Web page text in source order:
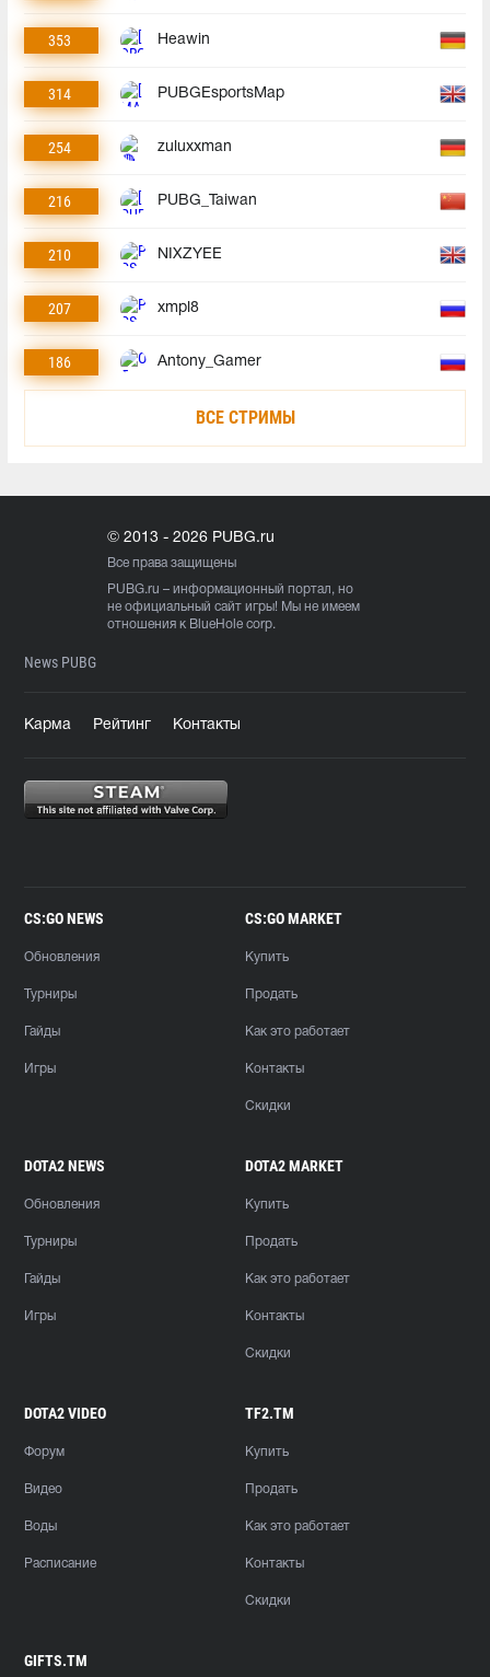
353 Heawin
314 PUBGEsportsMap
254 zuluxxman
216 PUBG_Taiwan
210 NIXZYEE
207 xmpl8
186 Antony_Gamer
ВСЕ СТРИМЫ
© 2013 - 2026 PUBG.ru
Все права защищены
PUBG.ru – информационный портал, но
не официальный сайт игры! Мы не имеем
отношения к BlueHole corp.
News PUBG
Карма Рейтинг Контакты
CS:GO NEWS
Обновления
Турниры
Гайды
Игры
CS:GO MARKET
Купить
Продать
Как это работает
Контакты
Скидки
DOTA2 NEWS
Обновления
Турниры
Гайды
Игры
DOTA2 MARKET
Купить
Продать
Как это работает
Контакты
Скидки
DOTA2 VIDEO
Форум
Видео
Воды
Расписание
TF2.TM
Купить
Продать
Как это работает
Контакты
Скидки
GIFTS.TM